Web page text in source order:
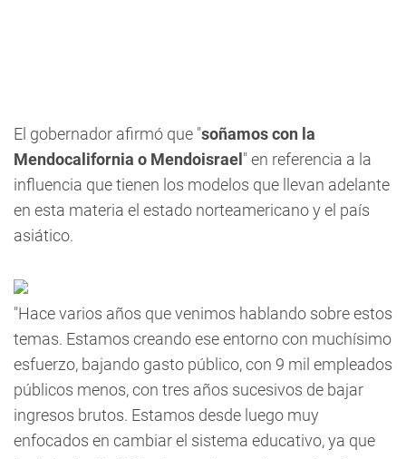
El gobernador afirmó que "soñamos con la
Mendocalifornia o Mendoisrael " en referencia a la
influencia que tienen los modelos que llevan adelante
en esta materia el estado norteamericano y el país
asiático.
"Hace varios años que venimos hablando sobre estos
temas. Estamos creando ese entorno con muchísimo
esfuerzo, bajando gasto público, con 9 mil empleados
públicos menos, con tres años sucesivos de bajar
ingresos brutos. Estamos desde luego muy
enfocados en cambiar el sistema educativo, ya que